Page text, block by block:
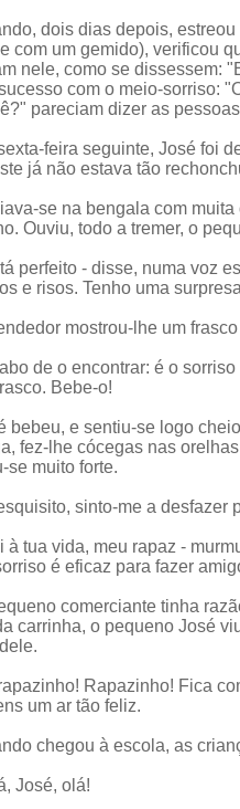
dois dias depois,
com um gemido), verificou
nele, como se dissessem:
com o meio-sorriso:
pareciam dizer as
feira seguinte, José foi
já não estava tão
se na bengala com
Ouviu, todo a tremer, o
perfeito - disse, numa voz
e risos. Tenho uma
mostrou-lhe um
de o encontrar: é o
Bebe-o!
bebeu, e sentiu-se logo
fez-lhe cócegas nas
se muito forte.
sinto-me a desfazer
à tua vida, meu rapaz -
é eficaz para fazer
comerciante tinha
carrinha, o pequeno José
Rapazinho! Fica
um ar tão feliz.
chegou à escola, as
José, olá!